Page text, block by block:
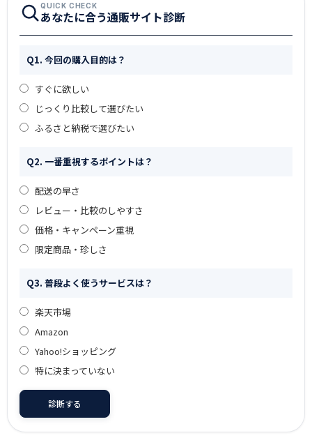
QUICK CHECK
あなたに合う通販サイト診断
Q1. 今回の購入目的は？
すぐに欲しい
じっくり比較して選びたい
ふるさと納税で選びたい
Q2. 一番重視するポイントは？
配送の早さ
レビュー・比較のしやすさ
価格・キャンペーン重視
限定商品・珍しさ
Q3. 普段よく使うサービスは？
楽天市場
Amazon
Yahoo!ショッピング
特に決まっていない
診断する